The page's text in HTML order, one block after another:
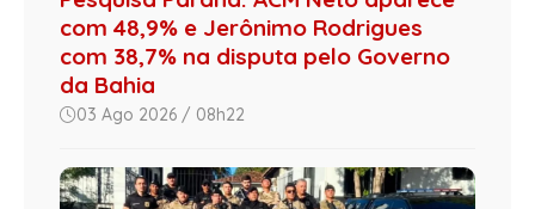
com 48,9% e Jerônimo Rodrigues
com 38,7% na disputa pelo Governo
da Bahia
03 Ago 2026 / 08h22